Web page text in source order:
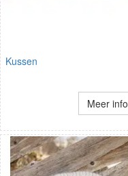
Kussen
Meer info